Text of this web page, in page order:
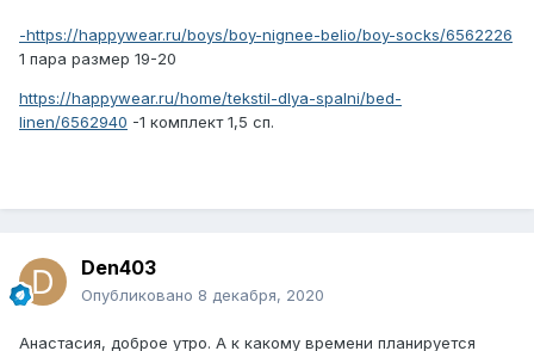
-https://happywear.ru/boys/boy-nignee-belio/boy-socks/6562226
1 пара размер 19-20
https://happywear.ru/home/tekstil-dlya-spalni/bed-
linen/6562940 -1 комплект 1,5 сп.
Den403
Опубликовано 8 декабря, 2020
Анастасия, доброе утро. А к какому времени планируется